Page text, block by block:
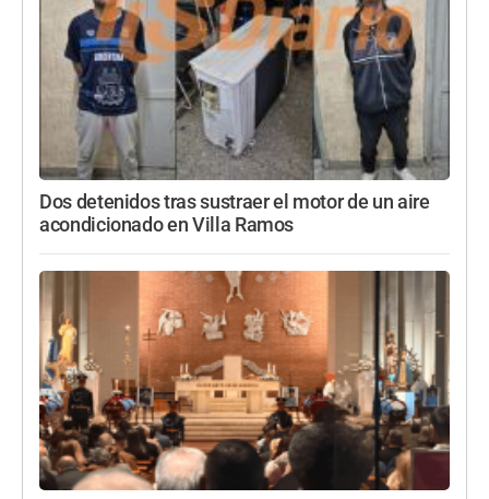
Dos detenidos tras sustraer el motor de un aire
acondicionado en Villa Ramos